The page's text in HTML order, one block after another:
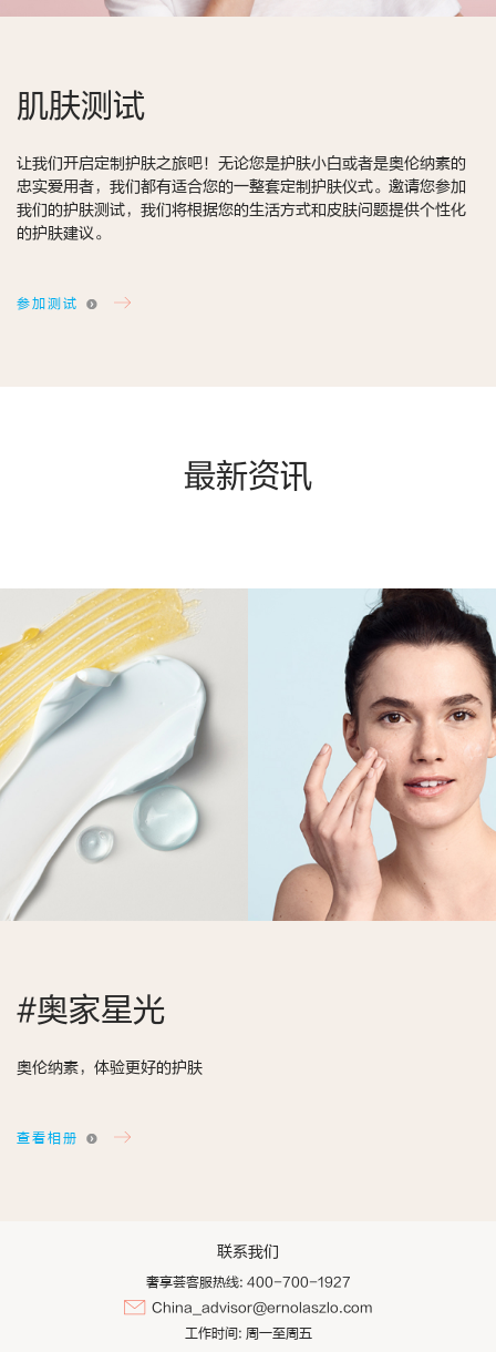
肌肤测试
让我们开启定制护肤之旅吧！无论您是护肤小白或者是奥伦纳素的
忠实爱用者，我们都有适合您的一整套定制护肤仪式。邀请您参加
我们的护肤测试，我们将根据您的生活方式和皮肤问题提供个性化
的护肤建议。
参加测试
最新资讯
#奥家星光
奥伦纳素，体验更好的护肤
查看相册
联系我们
奢享荟客服热线: 400-700-1927
China_advisor@ernolaszlo.com
工作时间: 周一至周五